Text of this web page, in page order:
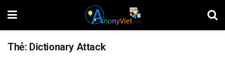
Thẻ: Dictionary Attack